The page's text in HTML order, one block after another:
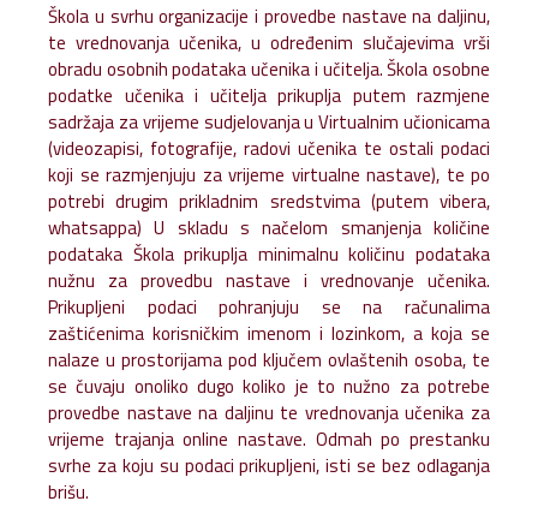
Škola u svrhu organizacije i provedbe nastave na daljinu,
te vrednovanja učenika, u određenim slučajevima vrši
obradu osobnih podataka učenika i učitelja. Škola osobne
podatke učenika i učitelja prikuplja putem razmjene
sadržaja za vrijeme sudjelovanja u Virtualnim učionicama
(videozapisi, fotografije, radovi učenika te ostali podaci
koji se razmjenjuju za vrijeme virtualne nastave), te po
potrebi drugim prikladnim sredstvima (putem vibera,
whatsappa) U skladu s načelom smanjenja količine
podataka Škola prikuplja minimalnu količinu podataka
nužnu za provedbu nastave i vrednovanje učenika.
Prikupljeni podaci pohranjuju se na računalima
zaštićenima korisničkim imenom i lozinkom, a koja se
nalaze u prostorijama pod ključem ovlaštenih osoba, te
se čuvaju onoliko dugo koliko je to nužno za potrebe
provedbe nastave na daljinu te vrednovanja učenika za
vrijeme trajanja online nastave. Odmah po prestanku
svrhe za koju su podaci prikupljeni, isti se bez odlaganja
brišu.